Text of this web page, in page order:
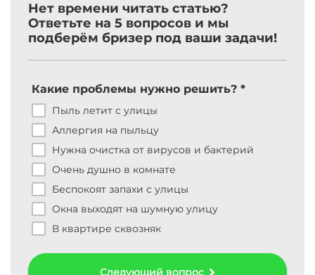
Нет времени читать статью?
Ответьте на 5 вопросов и мы
подберём бризер под ваши задачи!
Какие проблемы нужно решить? *
Пыль летит с улицы
Аллергия на пыльцу
Нужна очистка от вирусов и бактерий
Очень душно в комнате
Беспокоят запахи с улицы
Окна выходят на шумную улицу
В квартире сквозняк
Следующий вопрос